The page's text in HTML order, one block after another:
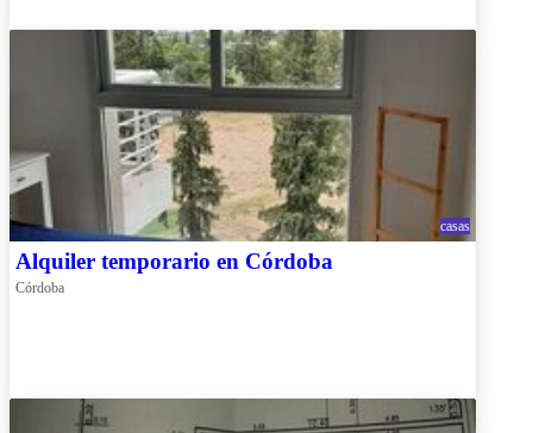
casas
Alquiler temporario en Córdoba
Córdoba